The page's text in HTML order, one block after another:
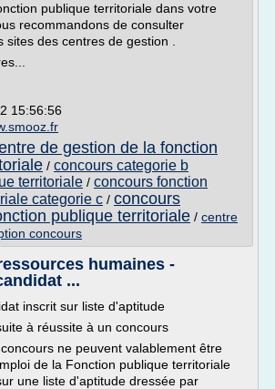
publique territoriale dans votre
recommandons de consulter
sites des centres de gestion .
15:56:56
de gestion de la fonction
/ concours categorie b
territoriale / concours fonction
categorie c / concours
publique territoriale / centre
concours
humaines -
...
inscrit sur liste d'aptitude
à réussite à un concours
ne peuvent valablement être
de la Fonction publique territoriale
une liste d'aptitude dressée par